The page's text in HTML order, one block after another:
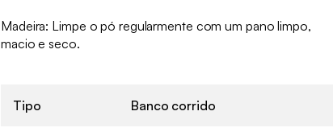
Madeira: Limpe o pó regularmente com um pano limpo,
macio e seco.
Tipo Banco corrido